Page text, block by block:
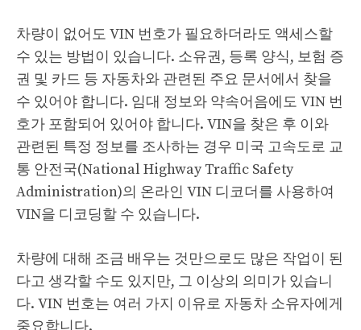
차량이 없어도 VIN 번호가 필요하더라도 액세스할
수 있는 방법이 있습니다. 소유권, 등록 양식, 보험 증
권 및 카드 등 자동차와 관련된 주요 문서에서 찾을
수 있어야 합니다. 임대 정보와 약속어음에도 VIN 번
호가 포함되어 있어야 합니다. VIN을 찾은 후 이와
관련된 특정 정보를 조사하는 경우 미국 고속도로 교
통 안전국(National Highway Traffic Safety
Administration)의 온라인 VIN 디코더를 사용하여
VIN을 디코딩할 수 있습니다.
차량에 대해 조금 배우는 것만으로도 많은 작업이 된
다고 생각할 수도 있지만, 그 이상의 의미가 있습니
다. VIN 번호는 여러 가지 이유로 자동차 소유자에게
중요합니다.